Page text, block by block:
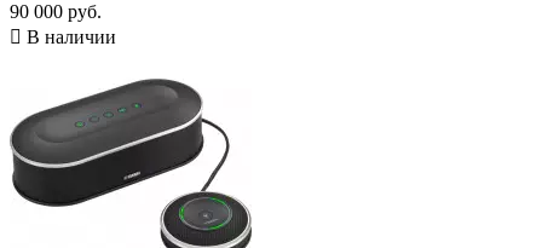
90 000 руб.
 В наличии